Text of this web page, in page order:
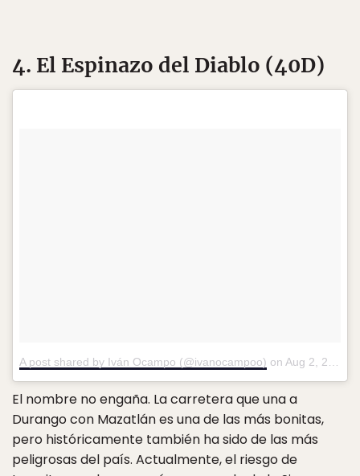
4. El Espinazo del Diablo (40D)
A post shared by Iván Ocampo (@ivanocampoo) on Aug 2, 2016 at 12:48pm PDT
El nombre no engaña. La carretera que una a
Durango con Mazatlán es una de las más bonitas,
pero históricamente también ha sido de las más
peligrosas del país. Actualmente, el riesgo de